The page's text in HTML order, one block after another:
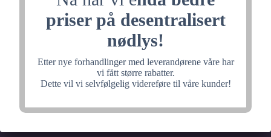
priser på desentralisert
nødlys!
Etter nye forhandlinger med leverandørene våre har
vi fått større rabatter.
Dette vil vi selvfølgelig videreføre til våre kunder!
noe fantastisk, velkommen
tilbake litt senere.